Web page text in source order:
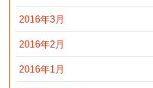
2016年3月
2016年2月
2016年1月